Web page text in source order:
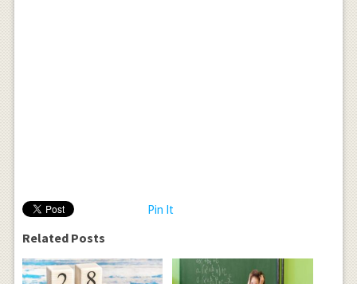
Pin It
Related Posts